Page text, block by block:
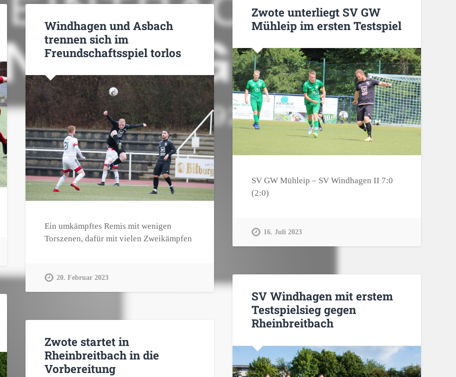
Zwote unterliegt SV GW
Mühleip im ersten Testspiel
SV GW Mühleip – SV Windhagen II 7:0
(2:0)
16. Juli 2023
Windhagen und Asbach
trennen sich im
Freundschaftsspiel torlos
Ein umkämpftes Remis mit wenigen
Torszenen, dafür mit vielen Zweikämpfen
20. Februar 2023
SV Windhagen mit erstem
Testspielsieg gegen
Rheinbreitbach
Zwote startet in
Rheinbreitbach in die
Vorbereitung